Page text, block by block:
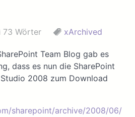
73 Wörter xArchived
Team Blog gab es
dass es nun die SharePoint
2008 zum Download
sharepoint/archive/2008/06/